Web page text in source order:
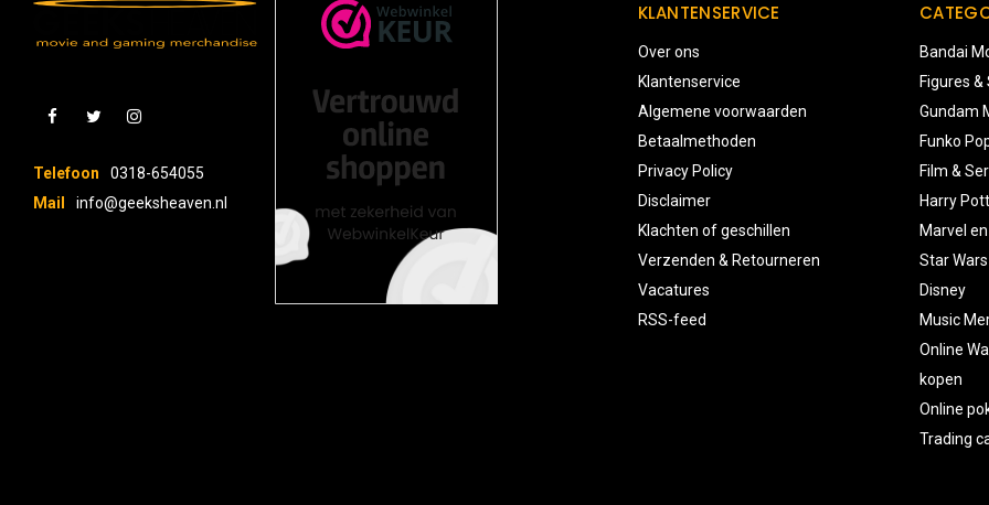
Telefoon
0318-654055
Mail
info@geeksheaven.nl
KLANTENSERVICE
Over ons
Klantenservice
Algemene voorwaarden
Betaalmethoden
Privacy Policy
Disclaimer
Klachten of geschillen
Verzenden & Retourneren
Vacatures
RSS-feed
Bandai
Figures
Gundam
Funko
Film &
Harry
Marvel en
Star Wars
Disney
Music
Online
kopen
Online
Trading